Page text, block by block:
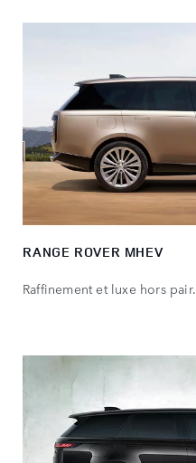
RANGE ROVER MHEV
Raffinement et luxe hors pair.